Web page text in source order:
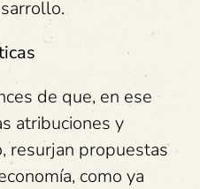
de que, en ese
atribuciones y
resurjan propuestas
como ya